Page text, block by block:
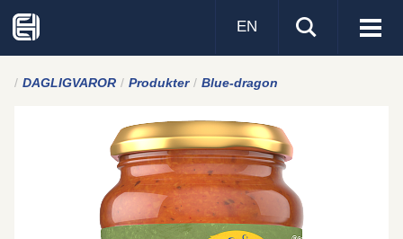
Visa
EN
DAGLIGVAROR Produkter Blue-dragon